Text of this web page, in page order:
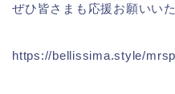
ぜひ皆さまも応援お願いい
https://bellissima.style/